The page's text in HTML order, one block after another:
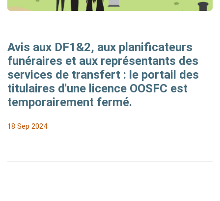
Avis aux DF1&2, aux planificateurs
funéraires et aux représentants des
services de transfert : le portail des
titulaires d'une licence OOSFC est
temporairement fermé.
18 Sep 2024